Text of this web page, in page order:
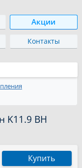
Акции
Контакты
K11.9 BH
Купить